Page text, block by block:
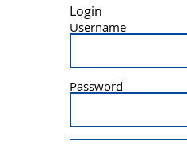
Login
Username
Password